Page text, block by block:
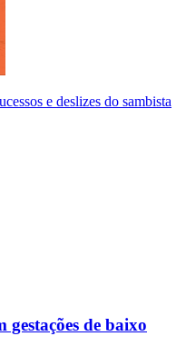
e deslizes do sambista
gestações de baixo